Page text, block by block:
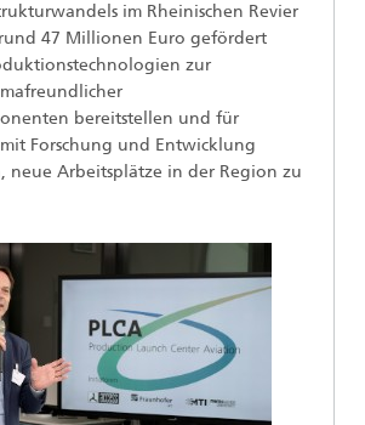
im Rheinischen Revier
47 Millionen Euro gefördert
zur
bereitstellen und für
Forschung und Entwicklung
neue Arbeitsplätze in der Region zu